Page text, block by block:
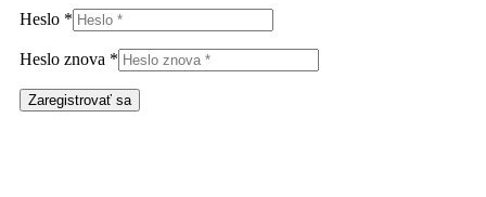
Heslo *
Heslo znova *
Zaregistrovať sa